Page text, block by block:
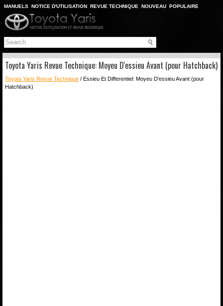
MANUELS NOTICE D'UTILISATION REVUE TECHNIQUE NOUVEAU POPULAIRE
PLAN DU SITE
CHERCHER
Toyota Yaris Revue Technique: Moyeu D'essieu Avant (pour Hatchback)
Toyota Yaris Revue Technique / Essieu Et Differentiel: Moyeu D'essieu Avant (pour
Hatchback)